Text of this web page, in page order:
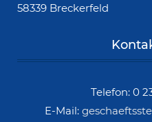
58339 Breckerfeld
Telefon: 0
E-Mail: